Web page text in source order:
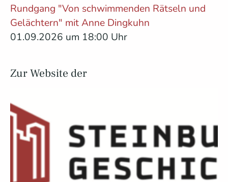
Rundgang "Von schwimmenden Rätseln und
Gelächtern" mit Anne Dingkuhn
01.09.2026 um 18:00 Uhr
Zur Website der